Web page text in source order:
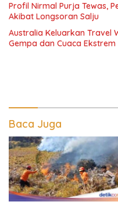
Profil Nirmal Purja Tewas,
Akibat Longsoran Salju
Australia Keluarkan Travel
Gempa dan Cuaca Ekstrem
Baca Juga